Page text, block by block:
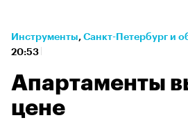
Инструменты⁠, Санкт-Петербург и
20:53
Апартаменты
цене